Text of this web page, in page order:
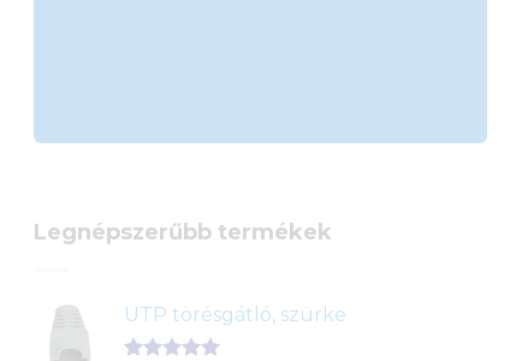
Legnépszerűbb termékek
UTP törésgátló, szürke